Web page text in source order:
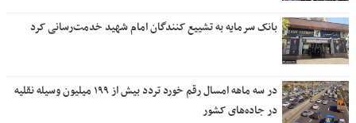
بانک سرمایه به تشییع کنندگان امام شهید خدمت‌رسانی کرد
در سه ماهه امسال رقم خورد تردد بیش از ۱۹۹ میلیون وسیله نقلیه
در جاده‌های کشور